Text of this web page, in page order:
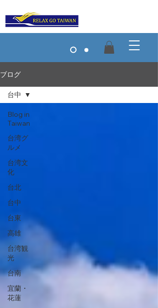
ブログ
Blog in
Taiwan
台湾グ
ルメ
台湾文
化
台北
台中
台東
高雄
台湾観
光
台南
宜蘭・
花蓮
台中